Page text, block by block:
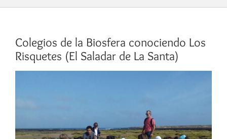
Colegios de la Biosfera conociendo Los
Risquetes (El Saladar de La Santa)